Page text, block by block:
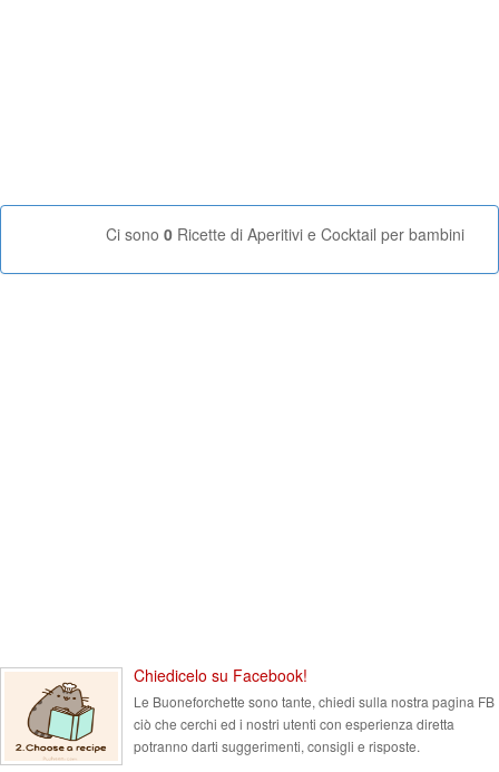
Ci sono 0 Ricette di Aperitivi e Cocktail per bambini
Chiedicelo su Facebook!
Le Buoneforchette sono tante, chiedi sulla nostra pagina FB
ciò che cerchi ed i nostri utenti con esperienza diretta
potranno darti suggerimenti, consigli e risposte.